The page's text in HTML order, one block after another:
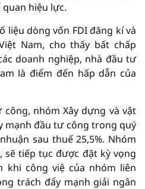
hiệu lực.
liệu dòng vốn FDI đăng kí và
Nam, cho thấy bất chấp
doanh nghiệp, nhà đầu tư
là điểm đến hấp dẫn của
nhóm Xây dựng và vật
mạnh đầu tư công trong quý
sau thuế 25,5%. Nhóm
sẽ tiếp tục được đặt kỳ vọng
khi công việ của nhóm liên
trách đẩy mạnh giải ngân